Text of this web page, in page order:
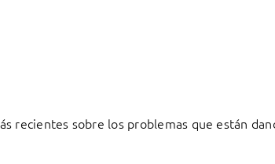
recientes sobre los problemas que están